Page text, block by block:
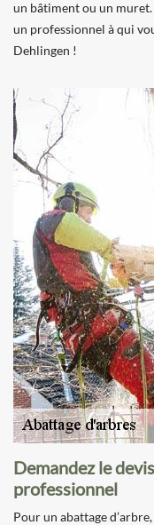
un bâtiment ou un muret.
un professionnel à qui
Dehlingen !
Demandez le
professionnel
Pour un abattage